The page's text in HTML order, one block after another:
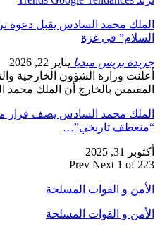
الملك محمد السادس يقبل دعوة
السلام” في غزة
جريدة بريس ميديا يناير 22, 2026
أعلنت وزارة الشؤون الخارجية
المقيمين بالخارج أن الملك
الملك محمد السادس يصف قرار
“منعطف تاريخي”…
أكتوبر 31, 2025
Prev Next 1 of 223
الأمن و القوات المسلحة
الأمن و القوات المسلحة